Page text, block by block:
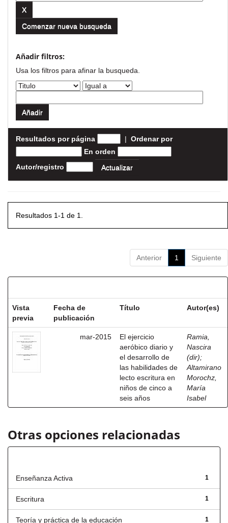
Comenzar nueva busqueda
Añadir filtros:
Usa los filtros para afinar la busqueda.
Resultados por página | Ordenar por
En orden
Autor/registro
Resultados 1-1 de 1.
Anterior 1 Siguiente
Vista
previa
Fecha de
publicación
Título Autor(es)
mar-2015
El ejercicio
aeróbico diario y
el desarrollo de
las habilidades de
lecto escritura en
niños de cinco a
seis años
Ramia,
Nascira
(dir);
Altamirano
Morochz,
María
Isabel
Otras opciones relacionadas
1
Enseñanza Activa
1
Escritura
1
Teoría y práctica de la educación